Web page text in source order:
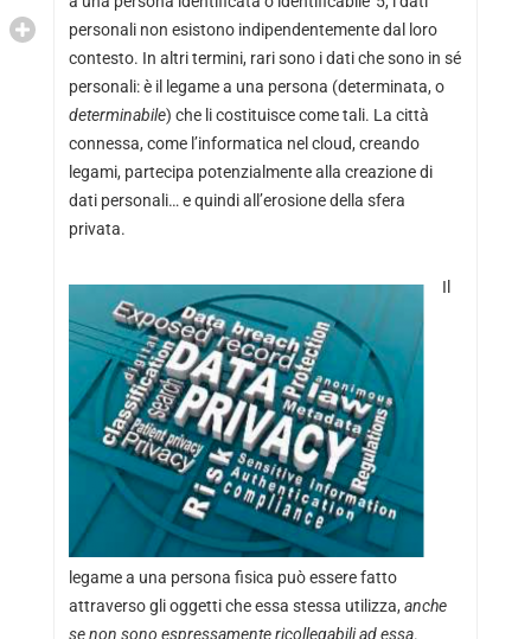
personali non esistono indipendentemente dal loro
contesto. In altri termini, rari sono i dati che sono in sé
personali: è il legame a una persona (determinata, o
determinabile) che li costituisce come tali. La città
connessa, come l’informatica nel cloud, creando
legami, partecipa potenzialmente alla creazione di
dati personali… e quindi all’erosione della sfera
privata.
Il
legame a una persona fisica può essere fatto
attraverso gli oggetti che essa stessa utilizza, anche
se non sono espressamente ricollegabili ad essa.